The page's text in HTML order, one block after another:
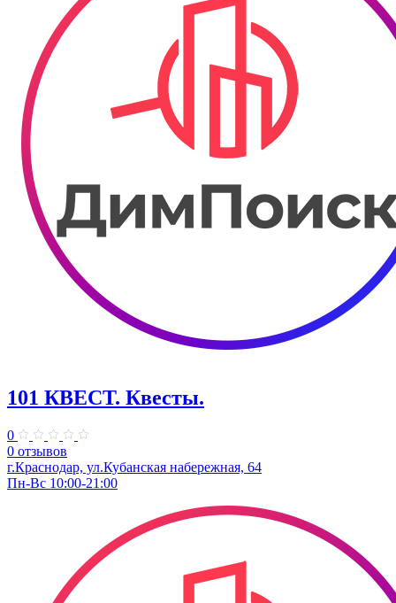
101 КВЕСТ. Квесты.
0
0 отзывов
г.Краснодар, ул.Кубанская набережная, 64
Пн-Вс 10:00-21:00